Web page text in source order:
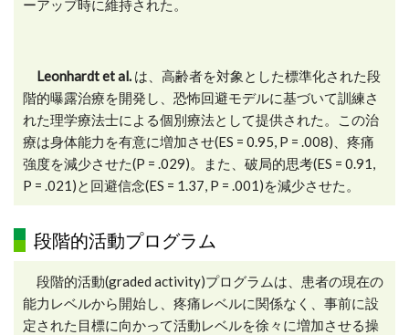
ーアップ時に維持された。
Leonhardt et al. は、高齢者を対象とした標準化された段
階的曝露治療を開発し、恐怖回避モデルに基づいて訓練さ
れた理学療法士による個別療法として提供された。この治
療は身体能力を有意に増加させ(ES = 0.95, P = .008)、疼痛
強度を減少させた(P = .029)。また、破局的思考(ES = 0.91,
P = .021)と回避信念(ES = 1.37, P = .001)を減少させた。
段階的活動プログラム
段階的活動(graded activity)プログラムは、患者の現在の
能力レベルから開始し、疼痛レベルに関係なく、事前に設
定された目標に向かって活動レベルを徐々に増加させる操